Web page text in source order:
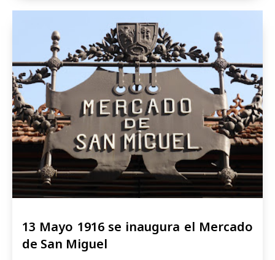
13 Mayo 1916 se inaugura el Mercado
de San Miguel